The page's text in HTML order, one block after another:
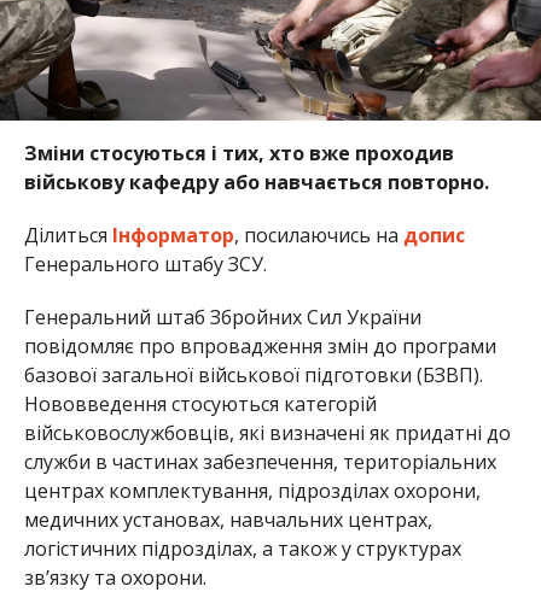
Зміни стосуються і тих, хто вже проходив
військову кафедру або навчається повторно.
Ділиться Інформатор, посилаючись на допис
Генерального штабу ЗСУ.
Генеральний штаб Збройних Сил України
повідомляє про впровадження змін до програми
базової загальної військової підготовки (БЗВП).
Нововведення стосуються категорій
військовослужбовців, які визначені як придатні до
служби в частинах забезпечення, територіальних
центрах комплектування, підрозділах охорони,
медичних установах, навчальних центрах,
логістичних підрозділах, а також у структурах
зв’язку та охорони.